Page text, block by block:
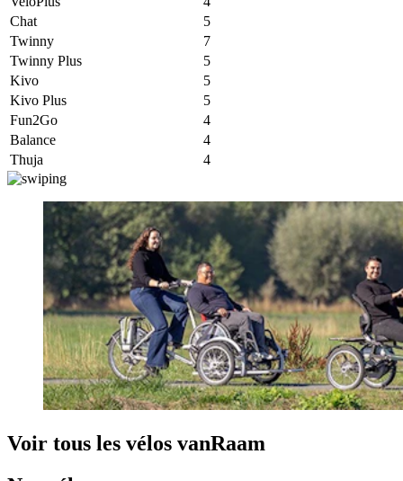
Chat
5
Twinny
7
Twinny Plus
5
Kivo
5
Kivo Plus
5
Fun2Go
4
Balance
4
Thuja
4
Voir tous les vélos vanRaam